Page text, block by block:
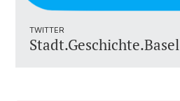
TWITTER
Stadt.Geschichte.Basel